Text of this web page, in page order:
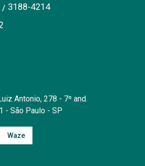
/ 3188-4214
Antonio, 278 - 7º and.
- São Paulo - SP
Waze